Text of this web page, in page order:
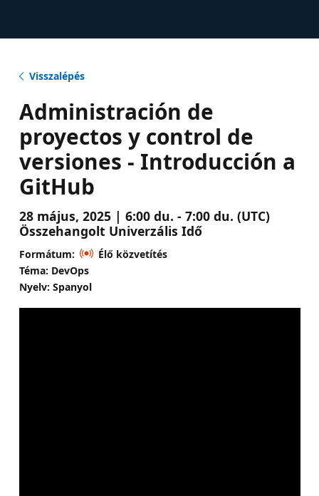
Visszalépés
Administración de
proyectos y control de
versiones - Introducción a
GitHub
28 május, 2025 | 6:00 du. - 7:00 du. (UTC)
Összehangolt Univerzális Idő
Formátum:
Élő közvetítés
Téma: DevOps
Nyelv: Spanyol